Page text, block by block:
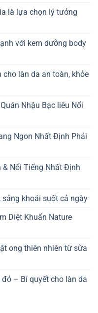
là lựa chọn lý tưởng
với kem dưỡng body
cho làn da an toàn, khỏe
Nhậu Bạc liêu Nổi
Ngon Nhất Định Phải
& Nổi Tiếng Nhất Định
sảng khoái suốt cả ngày
Diệt Khuẩn Nature
ong thiên nhiên từ sữa
– Bí quyết cho làn da